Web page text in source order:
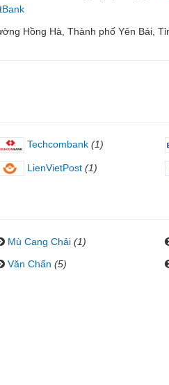
Hồng Hà, Thành phố Yên Bái,
Techcombank (1)
LienVietPost (1)
Mù Cang Chải (1)
Văn Chấn (5)